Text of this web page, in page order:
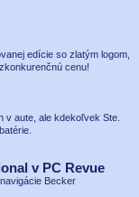
edície so zlatým logom,
cenu!
v aute, ale kdekoľvek Ste.
v PC Revue
Becker